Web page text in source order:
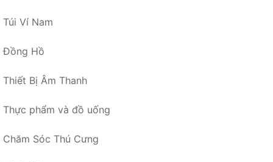
Túi Ví Nam
Đồng Hồ
Thiết Bị Âm Thanh
Thực phẩm và đồ uống
Chăm Sóc Thú Cưng